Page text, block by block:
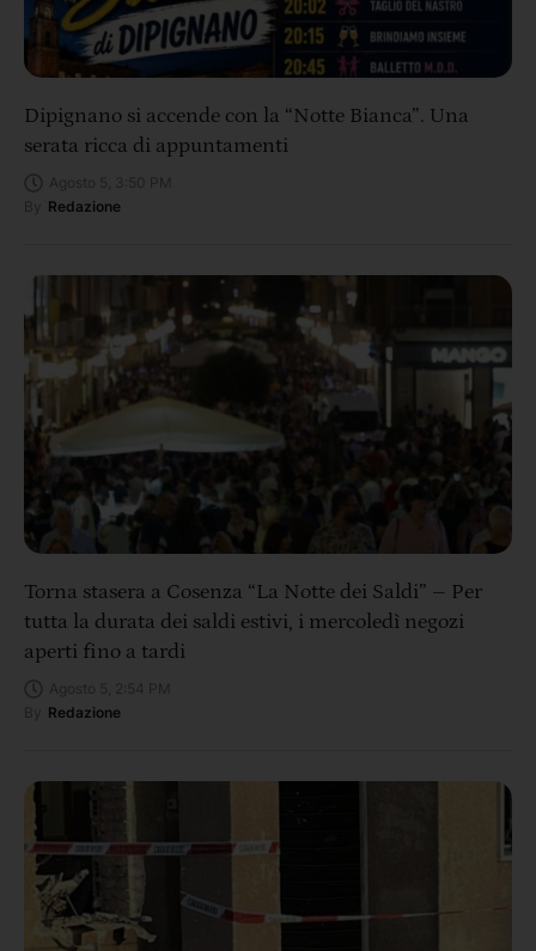
Dipignano si accende con la “Notte Bianca”. Una
serata ricca di appuntamenti
Redazione
Torna stasera a Cosenza “La Notte dei Saldi” – Per
tutta la durata dei saldi estivi, i mercoledì negozi
aperti fino a tardi
Redazione